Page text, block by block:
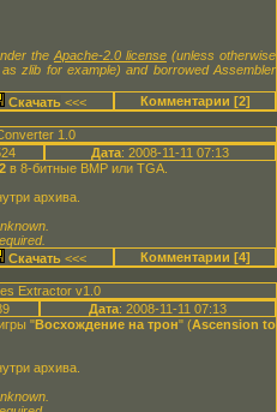
the Apache-2.0 license(unless otherwise
zlib for example) and borrowed Assembler
<<< Комментарии [2]
1.0
Дата: 2008-11-11 07:13
в 8-битные BMP или TGA.
архива.
<<< Комментарии [4]
Extractor v1.0
Дата: 2008-11-11 07:13
"Восхождение на трон" (Ascension to
архива.